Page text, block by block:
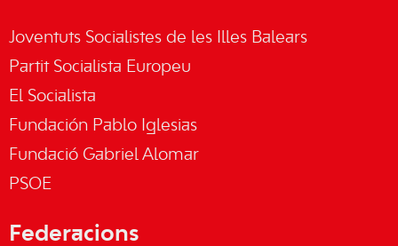
Joventuts Socialistes de les Illes Balears
Partit Socialista Europeu
El Socialista
Fundación Pablo Iglesias
Fundació Gabriel Alomar
PSOE
Federacions